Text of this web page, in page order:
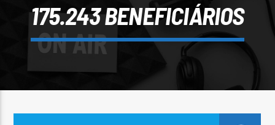
175.243 BENEFICIÁRIOS